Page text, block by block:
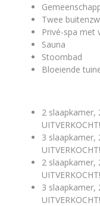
Twee
Privé-spa met
Sauna
Stoombad
Bloeiende
2 slaapkamer,
UITVERKOCHT!
3 slaapkamer,
UITVERKOCHT!
2 slaapkamer,
UITVERKOCHT!
3 slaapkamer,
UITVERKOCHT!